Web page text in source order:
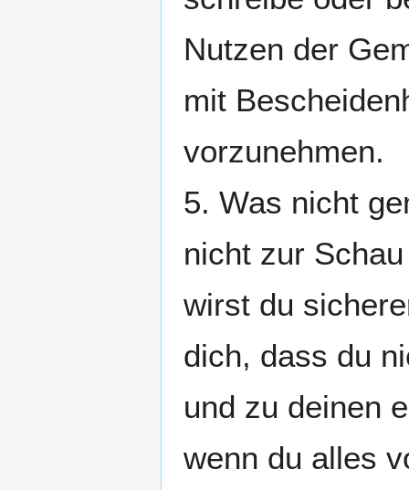
Nutzen der
mit
vorzunehmen.
5. Was nicht
nicht zur
wirst du
dich, dass du
und zu deinen
wenn du alles